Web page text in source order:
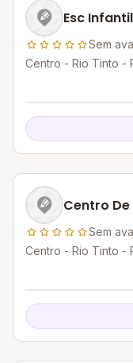
Esc
Sem
Centro - Rio Tinto -
Centro
Sem
Centro - Rio Tinto -